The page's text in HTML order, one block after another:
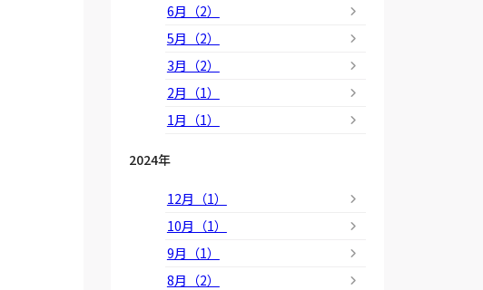
6月（2）
5月（2）
3月（2）
2月（1）
1月（1）
2024年
12月（1）
10月（1）
9月（1）
8月（2）